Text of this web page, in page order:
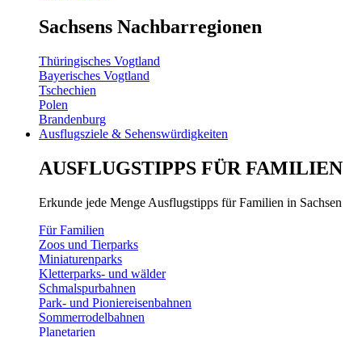
Sachsens Nachbarregionen
Thüringisches Vogtland
Bayerisches Vogtland
Tschechien
Polen
Brandenburg
Ausflugsziele & Sehenswürdigkeiten
AUSFLUGSTIPPS FÜR FAMILIEN
Erkunde jede Menge Ausflugstipps für Familien in Sachsen
Für Familien
Zoos und Tierparks
Miniaturenparks
Kletterparks- und wälder
Schmalspurbahnen
Park- und Pioniereisenbahnen
Sommerrodelbahnen
Planetarien